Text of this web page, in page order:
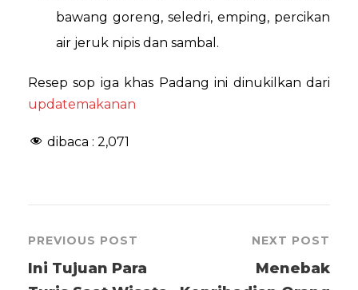
bawang goreng, seledri, emping, percikan
air jeruk nipis dan sambal.
Resep sop iga khas Padang ini dinukilkan dari
updatemakanan
dibaca : 2,071
PREVIOUS POST
Ini Tujuan Para
NEXT POST
Menebak